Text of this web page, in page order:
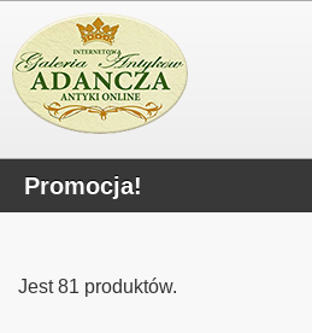
Promocja!
Jest 81 produktów.